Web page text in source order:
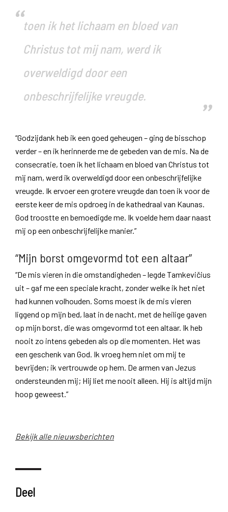
toen ik het lichaam en bloed van
Christus tot mij nam, werd ik
overweldigd door een
onbeschrijfelijke vreugde.
“Godzijdank heb ik een goed geheugen – ging de bisschop
verder – en ik herinnerde me de gebeden van de mis. Na de
consecratie, toen ik het lichaam en bloed van Christus tot
mij nam, werd ik overweldigd door een onbeschrijfelijke
vreugde. Ik ervoer een grotere vreugde dan toen ik voor de
eerste keer de mis opdroeg in de kathedraal van Kaunas.
God troostte en bemoedigde me. Ik voelde hem daar naast
mij op een onbeschrijfelijke manier.”
“Mijn borst omgevormd tot een altaar”
“De mis vieren in die omstandigheden – legde Tamkevičius
uit – gaf me een speciale kracht, zonder welke ik het niet
had kunnen volhouden. Soms moest ik de mis vieren
liggend op mijn bed, laat in de nacht, met de heilige gaven
op mijn borst, die was omgevormd tot een altaar. Ik heb
nooit zo intens gebeden als op die momenten. Het was
een geschenk van God. Ik vroeg hem niet om mij te
bevrijden; ik vertrouwde op hem. De armen van Jezus
ondersteunden mij; Hij liet me nooit alleen. Hij is altijd mijn
hoop geweest.”
Bekijk alle nieuwsberichten
Deel